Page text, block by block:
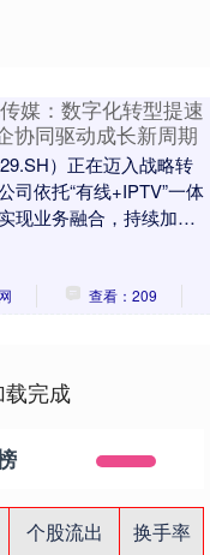
媒：数字化转型提速
协同驱动成长新周期
）正在迈入战略转
司依托“有线+IPTV”一体
现业务融合，持续加码
AI与数据要素业务及....
查看：209
完成
个股流出
换手率